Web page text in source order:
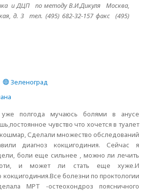
и ДЦП по методу В.И.Дикуля Москва,
д. 3 тел. (495) 682-32-157 факс (495)
Зеленоград
полгода мучаюсь болями в анусе
чувство что хочется в туалет
кошмар, Сделали множество обследований
диагноз кокцигодиния. Сейчас я
боли еще сильнее , можно ли лечить
и может ли стать еще хуже.И
кокцигодиния.Все болезни по проктологии
МРТ -остеохондроз поясничного